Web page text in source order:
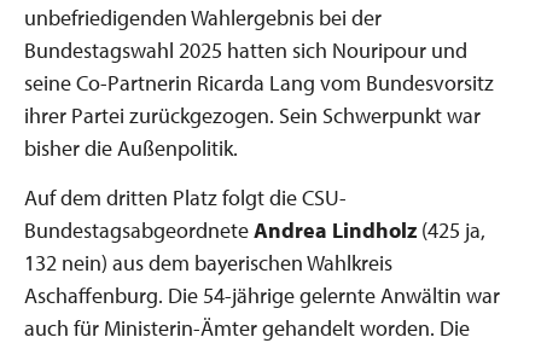
unbefriedigenden Wahlergebnis bei der
Bundestagswahl 2025 hatten sich Nouripour und
seine Co-Partnerin Ricarda Lang vom Bundesvorsitz
ihrer Partei zurückgezogen. Sein Schwerpunkt war
bisher die Außenpolitik.
Auf dem dritten Platz folgt die CSU-
BundestagsabgeordneteAndrea Lindholz (425 ja,
132 nein) aus dem bayerischen Wahlkreis
Aschaffenburg. Die 54-jährige gelernte Anwältin war
auch für Ministerin-Ämter gehandelt worden. Die